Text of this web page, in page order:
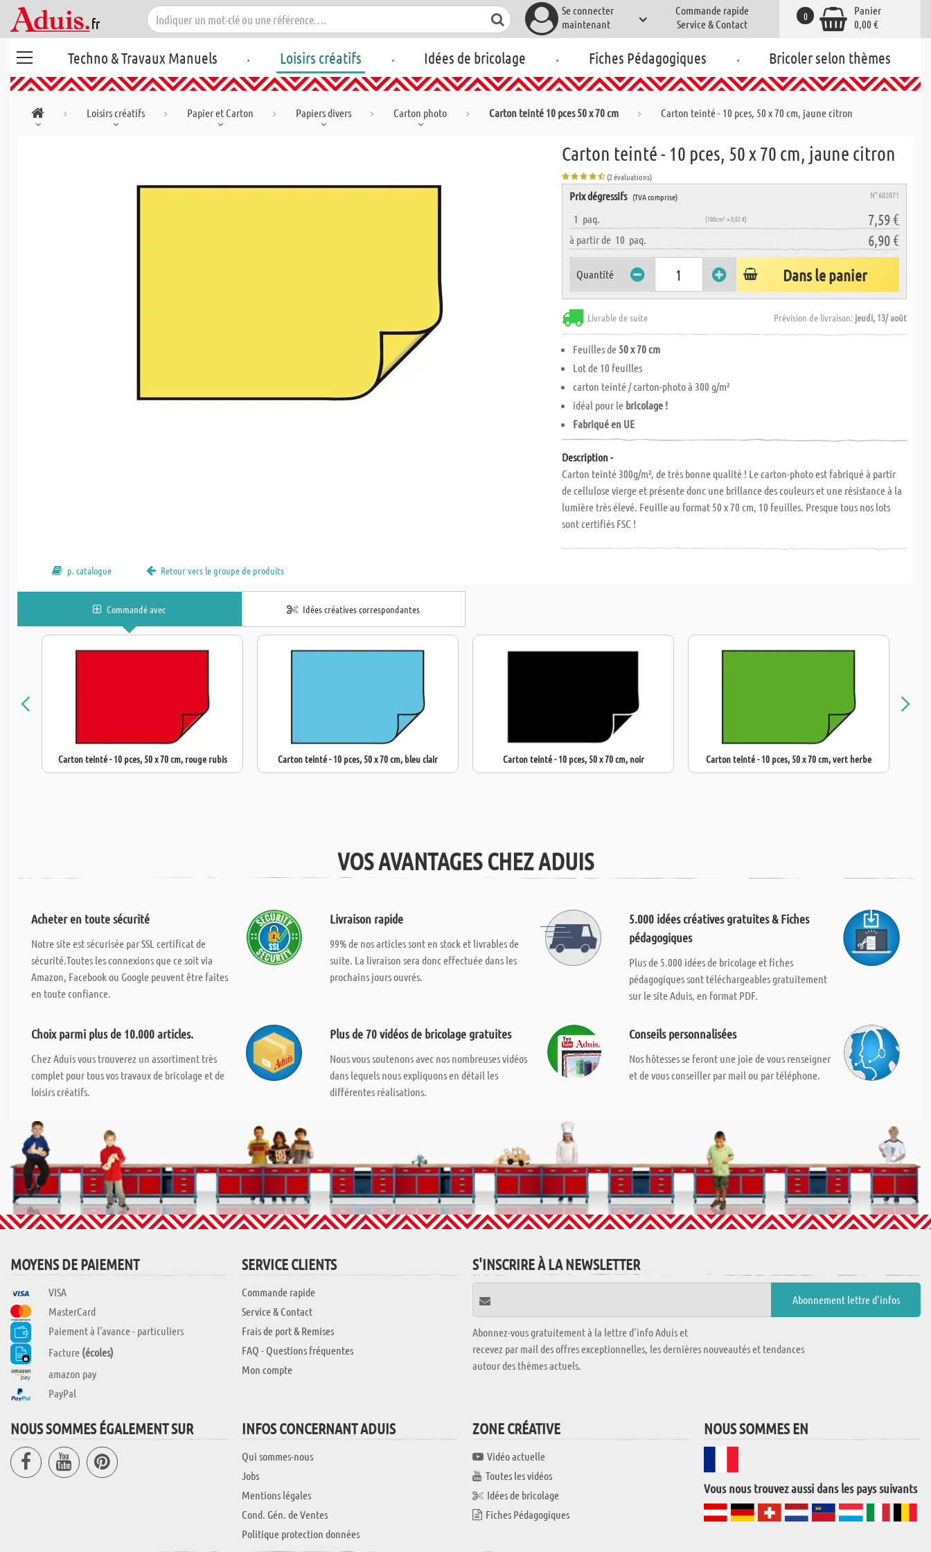
Se connecter
maintenant
Commande rapide
Service & Contact
Panier
0,00 €
0
Techno & Travaux Manuels . Loisirs créatifs . Idées de bricolage . Fiches Pédagogiques . Bricoler selon thèmes
Loisirs créatifs Papier et Carton Papiers divers Carton photo Carton teinté 10 pces 50 x 70 cm Carton teinté - 10 pces, 50 x 70 cm, jaune citron
Carton teinté - 10 pces, 50 x 70 cm, jaune citron
(2 évaluations)
Prix dégressifs (TVA comprise) N° 602071
1 paq. (100cm² = 0,02 €) 7,59 €
à partir de 10 paq. 6,90 €
Quantité Dans le panier
Livrable de suite Prévision de livraison: jeudi, 13/ août
Feuilles de 50 x 70 cm
Lot de 10 feuilles
carton teinté / carton-photo à 300 g/m²
idéal pour le bricolage !
Fabriqué en UE
Description -
Carton teinté 300g/m², de très bonne qualité ! Le carton-photo est fabriqué à partir
de cellulose vierge et présente donc une brillance des couleurs et une résistance à la
lumière très élevé. Feuille au format 50 x 70 cm, 10 feuilles. Presque tous nos lots
sont certifiés FSC !
p. catalogue Retour vers le groupe de produits
Commandé avec Idées créatives correspondantes
Carton teinté - 10 pces, 50 x 70 cm, rouge rubis Carton teinté - 10 pces, 50 x 70 cm, bleu clair Carton teinté - 10 pces, 50 x 70 cm, noir Carton teinté - 10 pces, 50 x 70 cm, vert herbe
VOS AVANTAGES CHEZ ADUIS
Acheter en toute sécurité
Notre site est sécurisée par SSL certificat de
sécurité.Toutes les connexions que ce soit via
Amazon, Facebook ou Google peuvent être faites
en toute confiance.
Livraison rapide
99% de nos articles sont en stock et livrables de
suite. La livraison sera donc effectuée dans les
prochains jours ouvrés.
5.000 idées créatives gratuites & Fiches
pédagogiques
Plus de 5.000 idées de bricolage et fiches
pédagogiques sont téléchargeables gratuitement
sur le site Aduis, en format PDF.
Choix parmi plus de 10.000 articles.
Chez Aduis vous trouverez un assortiment très
complet pour tous vos travaux de bricolage et de
loisirs créatifs.
Plus de 70 vidéos de bricolage gratuites
Nous vous soutenons avec nos nombreuses vidéos
dans lequels nous expliquons en détail les
différentes réalisations.
Conseils personnalisées
Nos hôtesses se feront une joie de vous renseigner
et de vous conseiller par mail ou par téléphone.
MOYENS DE PAIEMENT
VISA
MasterCard
Paiement à l'avance - particuliers
Facture (écoles)
amazon pay
PayPal
SERVICE CLIENTS
Commande rapide
Service & Contact
Frais de port & Remises
FAQ - Questions fréquentes
Mon compte
S'INSCRIRE À LA NEWSLETTER
Abonnez-vous gratuitement à la lettre d'info Aduis et
recevez par mail des offres exceptionnelles, les dernières nouveautés et tendances
autour des thèmes actuels.
NOUS SOMMES ÉGALEMENT SUR INFOS CONCERNANT ADUIS
Qui sommes-nous
Jobs
Mentions légales
Cond. Gén. de Ventes
Politique protection données
ZONE CRÉATIVE
Vidéo actuelle
Toutes les vidéos
Idées de bricolage
Fiches Pédagogiques
NOUS SOMMES EN
Vous nous trouvez aussi dans les pays suivants